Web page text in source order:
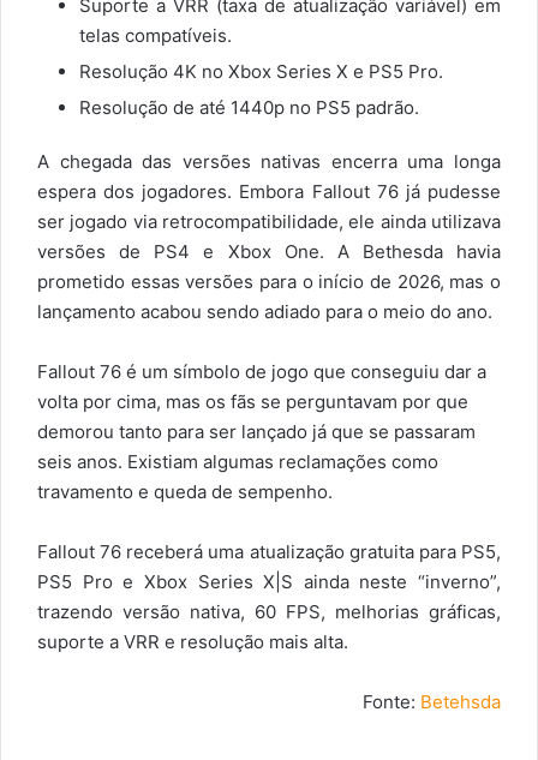
Suporte a VRR (taxa de atualização variável) em
telas compatíveis.
Resolução 4K no Xbox Series X e PS5 Pro.
Resolução de até 1440p no PS5 padrão.
A chegada das versões nativas encerra uma longa
espera dos jogadores. Embora Fallout 76 já pudesse
ser jogado via retrocompatibilidade, ele ainda utilizava
versões de PS4 e Xbox One. A Bethesda havia
prometido essas versões para o início de 2026, mas o
lançamento acabou sendo adiado para o meio do ano.
Fallout 76 é um símbolo de jogo que conseguiu dar a
volta por cima, mas os fãs se perguntavam por que
demorou tanto para ser lançado já que se passaram
seis anos. Existiam algumas reclamações como
travamento e queda de sempenho.
Fallout 76 receberá uma atualização gratuita para PS5,
PS5 Pro e Xbox Series X|S ainda neste “inverno”,
trazendo versão nativa, 60 FPS, melhorias gráficas,
suporte a VRR e resolução mais alta.
Fonte: Betehsda